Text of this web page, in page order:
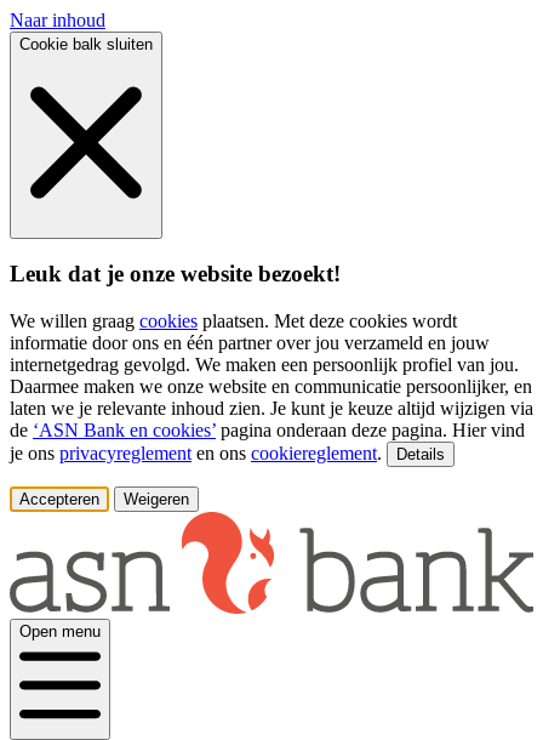
Naar inhoud
Cookie balk sluiten
Leuk dat je onze website bezoekt!
We willen graag cookies plaatsen. Met deze cookies wordt
informatie door ons en één partner over jou verzameld en jouw
internetgedrag gevolgd. We maken een persoonlijk profiel van jou.
Daarmee maken we onze website en communicatie persoonlijker, en
laten we je relevante inhoud zien. Je kunt je keuze altijd wijzigen via
de ‘ASN Bank en cookies’ pagina onderaan deze pagina. Hier vind
je ons privacyreglement en ons cookiereglement. Details
Accepteren Weigeren
Open menu